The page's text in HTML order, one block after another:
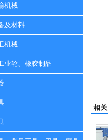
机械
及材料
机械
业轮、橡胶制品
相